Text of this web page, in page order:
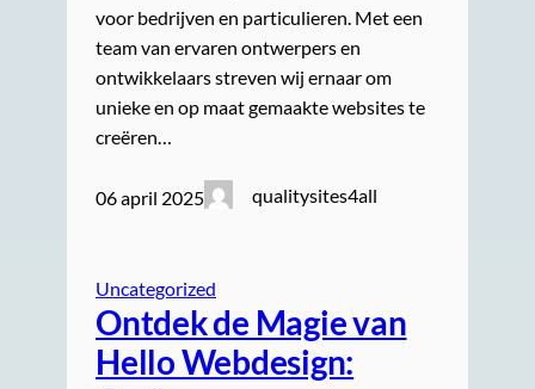
voor bedrijven en particulieren. Met een
team van ervaren ontwerpers en
ontwikkelaars streven wij ernaar om
unieke en op maat gemaakte websites te
creëren…
06 april 2025 qualitysites4all
Uncategorized
Ontdek de Magie van
Hello Webdesign: